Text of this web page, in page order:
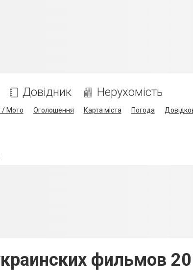
Довідник Нерухомість
/ Мото Оголошення Карта міста Погода
фильмов